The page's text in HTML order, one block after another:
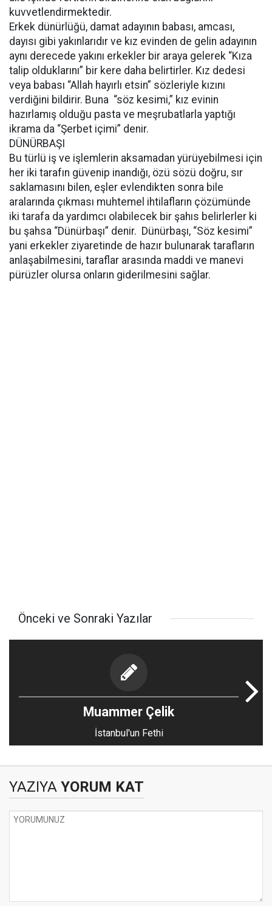
kuvvetlendirmektedir.
Erkek dünürlüğü, damat adayının babası, amcası,
dayısı gibi yakınlarıdır ve kız evinden de gelin adayının
aynı derecede yakını erkekler bir araya gelerek “Kıza
talip olduklarını” bir kere daha belirtirler. Kız dedesi
veya babası “Allah hayırlı etsin” sözleriyle kızını
verdiğini bildirir. Buna “söz kesimi,” kız evinin
hazırlamış olduğu pasta ve meşrubatlarla yaptığı
ikrama da “Şerbet içimi” denir.
DÜNÜRBAŞI
Bu türlü iş ve işlemlerin aksamadan yürüyebilmesi için
her iki tarafın güvenip inandığı, özü sözü doğru, sır
saklamasını bilen, eşler evlendikten sonra bile
aralarında çıkması muhtemel ihtilafların çözümünde
iki tarafa da yardımcı olabilecek bir şahıs belirlerler ki
bu şahsa “Dünürbaşı” denir. Dünürbaşı, “Söz kesimi”
yani erkekler ziyaretinde de hazır bulunarak tarafların
anlaşabilmesini, taraflar arasında maddi ve manevi
pürüzler olursa onların giderilmesini sağlar.
Önceki ve Sonraki Yazılar
Muammer Çelik
İstanbul'un Fethi
YAZIYA YORUM KAT